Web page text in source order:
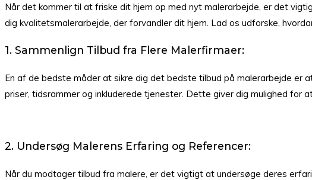
Når det kommer til at friske dit hjem op med nyt malerarbejde, er det
dig kvalitetsmalerarbejde, der forvandler dit hjem. Lad os udforske,
1. Sammenlign Tilbud fra Flere Malerfirmaer:
En af de bedste måder at sikre dig det bedste tilbud på malerarbejde er
priser, tidsrammer og inkluderede tjenester. Dette giver dig mulighed
2. Undersøg Malerens Erfaring og Referencer:
Når du modtager tilbud fra malere, er det vigtigt at undersøge deres